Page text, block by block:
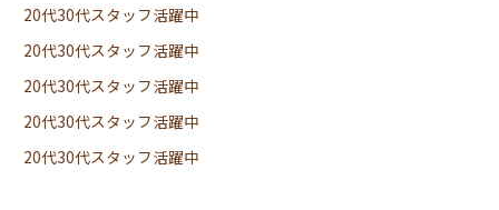
20代30代スタッフ活躍中
20代30代スタッフ活躍中
20代30代スタッフ活躍中
20代30代スタッフ活躍中
20代30代スタッフ活躍中